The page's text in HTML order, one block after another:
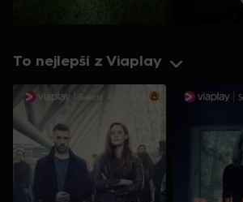
To nejlepší z Viaplay